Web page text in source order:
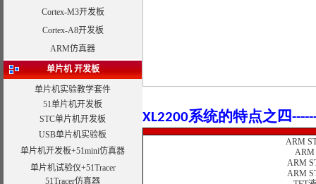
Cortex-M3开发板
Cortex-A8开发板
ARM仿真器
单片机 开发板
单片机实验教学套件
51单片机开发板
STC单片机开发板
USB单片机实验板
单片机开发板+51mini仿真器
单片机试验仪+51Tracer
51Tracer仿真器
XL2200系统的特点之 四
ARM
ARM
ARM
ARM